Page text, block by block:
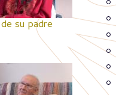
su padre